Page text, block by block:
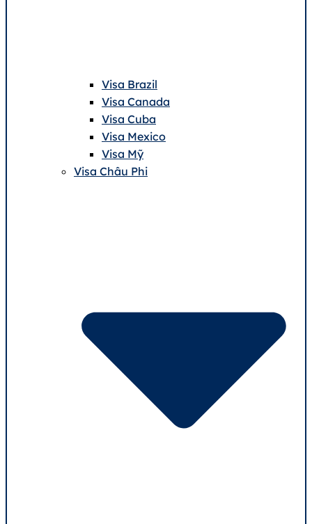
Visa Brazil
Visa Canada
Visa Cuba
Visa Mexico
Visa Mỹ
Visa Châu Phi